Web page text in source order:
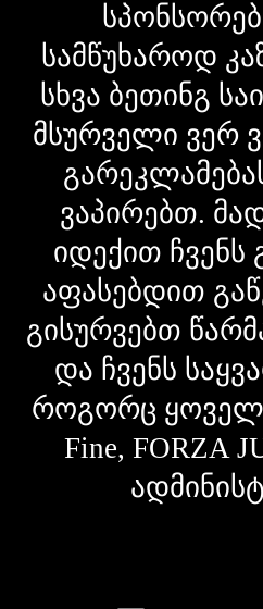
სამწუხაროდ
სხვა ბეთინგ
მსურველი ვერ
ვაპირებთ.
იდექით
აფასებდით
გისურვებთ
და ჩვენს
როგორც
Fine, FORZA